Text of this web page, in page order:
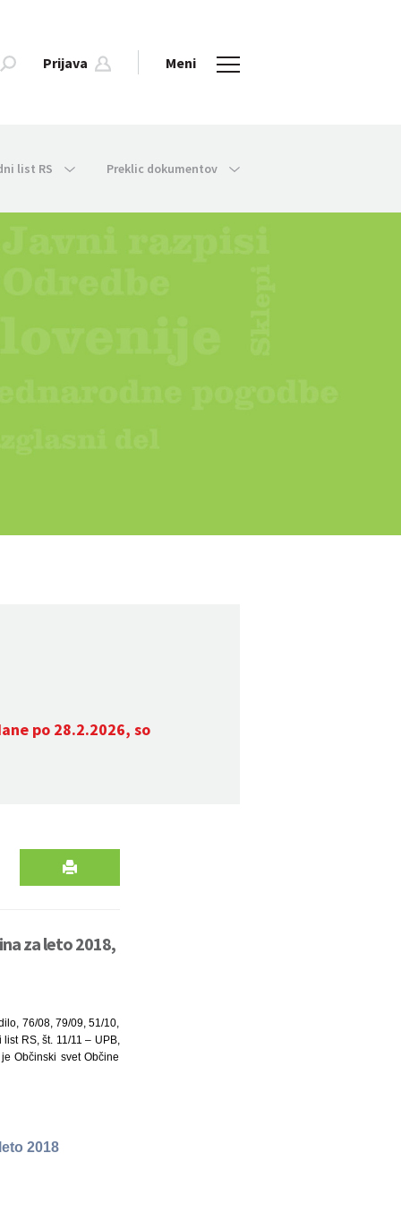
Prijava Meni
list RS Preklic dokumentov
po 28.2.2026, so
za leto 2018,
76/08, 79/09, 51/10,
RS, št. 11/11 – UPB,
Občinski svet Občine
2018